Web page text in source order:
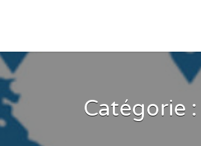
Catégorie